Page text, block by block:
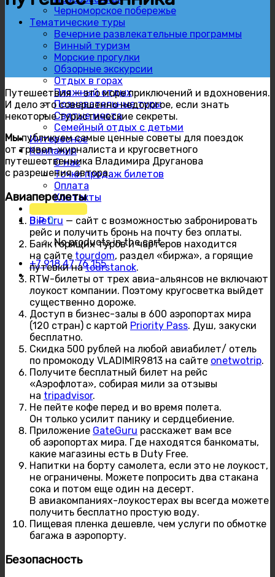
Черноморское побережье
Тематические туры
Вечерние развлекательные программы
Винный туризм
Морские прогулки
Обзорные экскурсии
Отдых в горах
Пляжный отдых
Познавательные туры
Святые места
Семейный отдых с детьми
Интересное
Компания
О нас
Точки продаж билетов
Оплата
Контакты
Расписание
0₽ 0
No products in the cart.
+7 918 47 76 155
Путешествия — это море приключений и вдохновения.
И дело это совершенно недорогое, если знать
некоторые туристические секреты.
Мыпубликуем самые ценные советы для поездок
от трэвел-журналиста и кругосветного
путешественника Владимира Друганова
с разрешения автора.
Авиаперелеты
Bilet.ru — сайт с возможностью забронировать
рейс и получить бронь на почту без оплаты.
Банк горящих туров и чартеров находится
на сайте tourdom, раздел «биржа», а горящие
путевки наtourstanok.
RTW-билеты от трех авиа-альянсов не включают
лоукост компании. Поэтому кругосветка выйдет
существенно дороже.
Доступ в бизнес-залы в 600 аэропортах мира
(120 стран) с картой Priority Pass. Душ, закуски
бесплатно.
Скидка 500 рублей на любой авиабилет/ отель
по промокоду VLADIMIR9813 на сайте onetwotrip.
Получите бесплатный билет на рейс
«Аэрофлота», собирая мили за отзывы
на tripadvisor.
Не пейте кофе перед и во время полета.
Он только усилит панику и сердцебиение.
Приложение GateGuru расскажет вам все
об аэропортах мира. Где находятся банкоматы,
какие магазины есть в Duty Free.
Напитки на борту самолета, если это не лоукост,
не ограничены. Можете попросить два стакана
сока и потом еще один на десерт.
В авиакомпаниях-лоукостерах вы всегда можете
получить бесплатно простую воду.
Пищевая пленка дешевле, чем услуги по обмотке
багажа в аэропорту.
Безопасность